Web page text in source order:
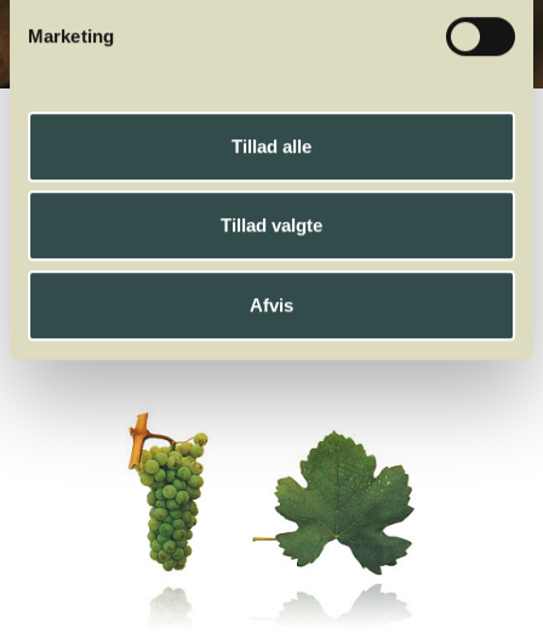
Marketing
Tillad alle
Tillad valgte
Afvis
Winelab.dk Vinviden vinordbog Druesorter Gouveio
A B C D E F G H I J K L M N O P Q R S T U V W X
Huxelrebe
Gouveio